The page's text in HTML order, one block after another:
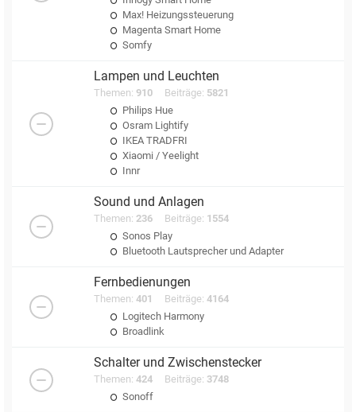
Max! Heizungssteuerung
Magenta Smart Home
Somfy
Lampen und Leuchten
Themen: 910 Beiträge: 5821
Philips Hue
Osram Lightify
IKEA TRADFRI
Xiaomi / Yeelight
Innr
Sound und Anlagen
Themen: 236 Beiträge: 1554
Sonos Play
Bluetooth Lautsprecher und Adapter
Fernbedienungen
Themen: 401 Beiträge: 4164
Logitech Harmony
Broadlink
Schalter und Zwischenstecker
Themen: 424 Beiträge: 3748
Sonoff